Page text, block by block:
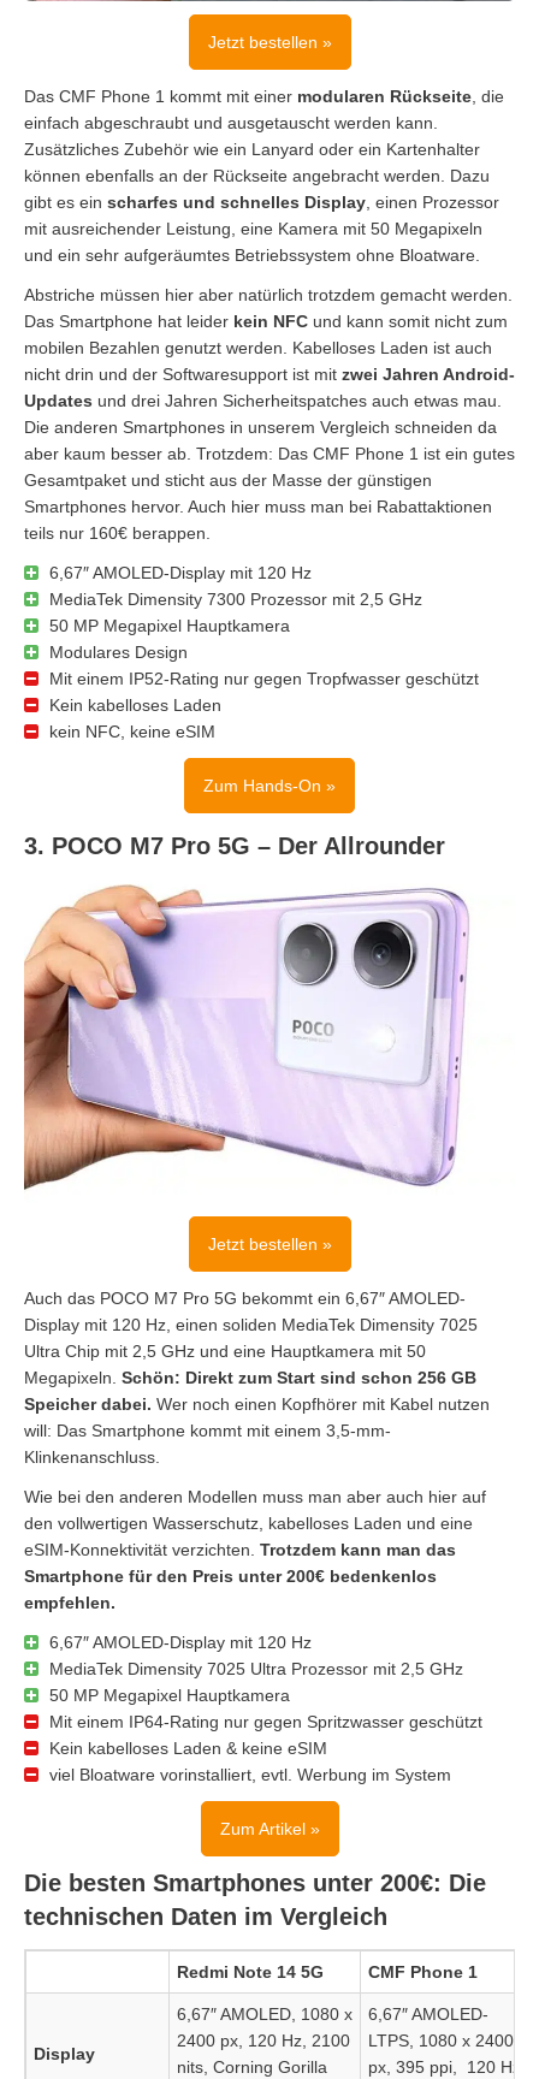
Jetzt bestellen »
Das CMF Phone 1 kommt mit einer modularen Rückseite , die
einfach abgeschraubt und ausgetauscht werden kann.
Zusätzliches Zubehör wie ein Lanyard oder ein Kartenhalter
können ebenfalls an der Rückseite angebracht werden. Dazu
gibt es ein scharfes und schnelles Display , einen Prozessor
mit ausreichender Leistung, eine Kamera mit 50 Megapixeln
und ein sehr aufgeräumtes Betriebssystem ohne Bloatware.
Abstriche müssen hier aber natürlich trotzdem gemacht werden.
Das Smartphone hat leider kein NFC und kann somit nicht zum
mobilen Bezahlen genutzt werden. Kabelloses Laden ist auch
nicht drin und der Softwaresupport ist mit zwei Jahren Android-
Updates und drei Jahren Sicherheitspatches auch etwas mau.
Die anderen Smartphones in unserem Vergleich schneiden da
aber kaum besser ab. Trotzdem: Das CMF Phone 1 ist ein gutes
Gesamtpaket und sticht aus der Masse der günstigen
Smartphones hervor. Auch hier muss man bei Rabattaktionen
teils nur 160€ berappen.
6,67″ AMOLED-Display mit 120 Hz
MediaTek Dimensity 7300 Prozessor mit 2,5 GHz
50 MP Megapixel Hauptkamera
Modulares Design
Mit einem IP52-Rating nur gegen Tropfwasser geschützt
Kein kabelloses Laden
kein NFC, keine eSIM
Zum Hands-On »
3. POCO M7 Pro 5G – Der Allrounder
Jetzt bestellen »
Auch das POCO M7 Pro 5G bekommt ein 6,67″ AMOLED-
Display mit 120 Hz, einen soliden MediaTek Dimensity 7025
Ultra Chip mit 2,5 GHz und eine Hauptkamera mit 50
Megapixeln. Schön: Direkt zum Start sind schon 256 GB
Speicher dabei. Wer noch einen Kopfhörer mit Kabel nutzen
will: Das Smartphone kommt mit einem 3,5-mm-
Klinkenanschluss.
Wie bei den anderen Modellen muss man aber auch hier auf
den vollwertigen Wasserschutz, kabelloses Laden und eine
eSIM-Konnektivität verzichten. Trotzdem kann man das
Smartphone für den Preis unter 200€ bedenkenlos
empfehlen.
6,67″ AMOLED-Display mit 120 Hz
MediaTek Dimensity 7025 Ultra Prozessor mit 2,5 GHz
50 MP Megapixel Hauptkamera
Mit einem IP64-Rating nur gegen Spritzwasser geschützt
Kein kabelloses Laden & keine eSIM
viel Bloatware vorinstalliert, evtl. Werbung im System
Zum Artikel »
Die besten Smartphones unter 200€: Die
technischen Daten im Vergleich
Redmi Note 14 5G CMF Phone 1
Display
6,67″ AMOLED, 1080 x
2400 px, 120 Hz, 2100
nits, Corning Gorilla
6,67″ AMOLED-
LTPS, 1080 x 2400
px, 395 ppi, 120 Hz,